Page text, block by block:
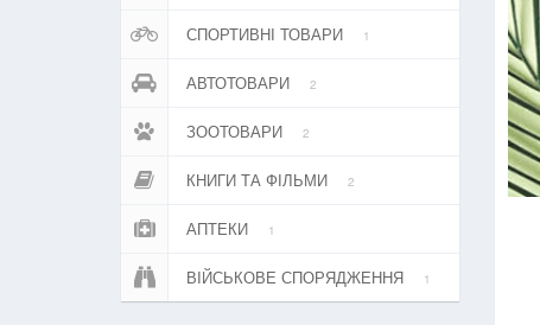
СПОРТИВНІ ТОВАРИ 1
АВТОТОВАРИ 2
ЗООТОВАРИ 2
КНИГИ ТА ФІЛЬМИ 2
АПТЕКИ 1
ВІЙСЬКОВЕ СПОРЯДЖЕННЯ 1